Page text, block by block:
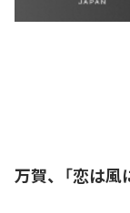
万賀、「恋は風